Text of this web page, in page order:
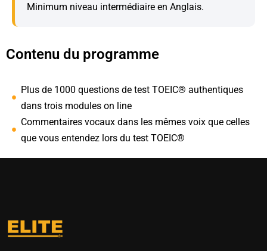
Minimum niveau intermédiaire en Anglais.
Contenu du programme
Plus de 1000 questions de test TOEIC® authentiques
dans trois modules on line
Commentaires vocaux dans les mêmes voix que celles
que vous entendez lors du test TOEIC®